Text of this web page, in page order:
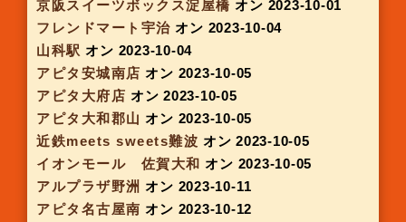
アピタ伊賀上野 オン 2023-08-31
ピアゴ幸田 オン 2023-08-31
アルプラザ城陽オン 2023-08-31
ピアゴ知立オン 2023-08-31
イオンモール岡崎3Fオン 2023-09-06
ピアゴ ラ フーズコア神野オン 2023-09-07
アピタ阿久比オン 2023-09-07
イオンモール常滑オン 2023-09-12
アリオ鳳オン 2023-09-13
木の葉モール橋本オン 2023-09-13